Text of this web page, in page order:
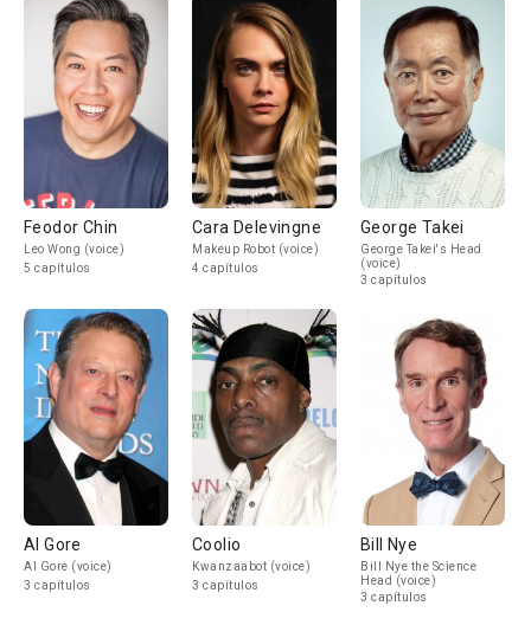
Feodor Chin
Leo Wong (voice)
5 capítulos
Cara Delevingne
Makeup Robot (voice)
4 capítulos
George Takei
George Takei's Head
(voice)
3 capítulos
Al Gore
Al Gore (voice)
3 capítulos
Coolio
Kwanzaabot (voice)
3 capítulos
Bill Nye
Bill Nye the Science
Head (voice)
3 capítulos